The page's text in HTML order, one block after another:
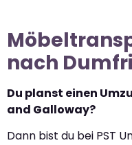
nach
Du planst einen
and Galloway?
Dann bist du bei PST